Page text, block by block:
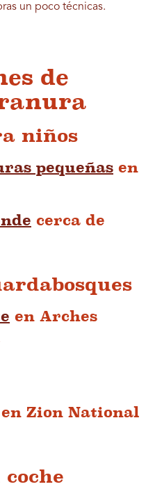
un poco técnicas.
de
niños
pequeñas en
cerca de
en Arches
en Zion National
coche